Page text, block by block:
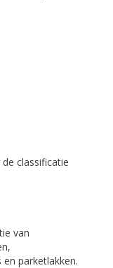
classificatie
van
parketlakken.